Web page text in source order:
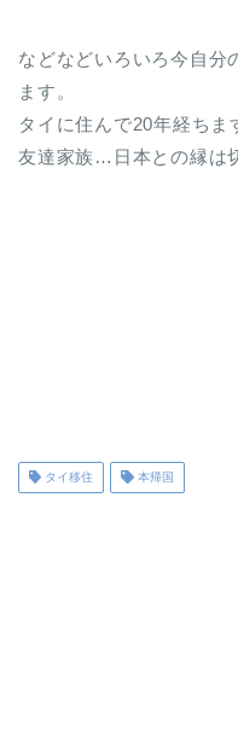
などなどいろいろ今自分
ます。
タイに住んで20年経ちま
友達家族…日本との縁は
タイ移住 本帰国